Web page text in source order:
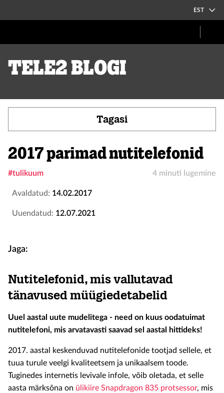
EST
Tele2 blogi
Tagasi
2017 parimad nutitelefonid
#tulikuum 4 minuti lugemine
Avaldatud: 14.02.2017
Uuendatud: 12.07.2021
Jaga:
Nutitelefonid, mis vallutavad
tänavused müügiedetabelid
Uuel aastal uute mudelitega - need on kuus oodatuimat
nutitelefoni, mis arvatavasti saavad sel aastal hittideks!
2017. aastal keskenduvad nutitelefonide tootjad sellele, et
tuua turule veelgi kvaliteetsem ja unikaalsem toode.
Tuginedes internetis levivale infole, võib oletada, et selle
aasta märksõna on ülikiire Snapdragon 835 protsessor, mis